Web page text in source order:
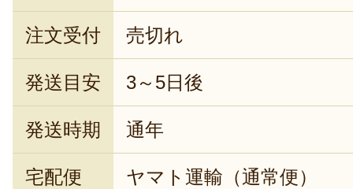
注文受付 売切れ
発送目安 3～5日後
発送時期 通年
宅配便 ヤマト運輸（通常便）